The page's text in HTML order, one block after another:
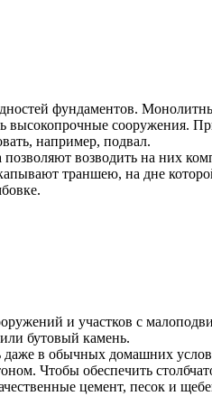
фундаментов.
сооружения.
например, подвал.
возводить на них
траншею, на дне
и участков с
бутовый камень.
в обычных домашних
Чтобы обеспечить
цемент, песок и